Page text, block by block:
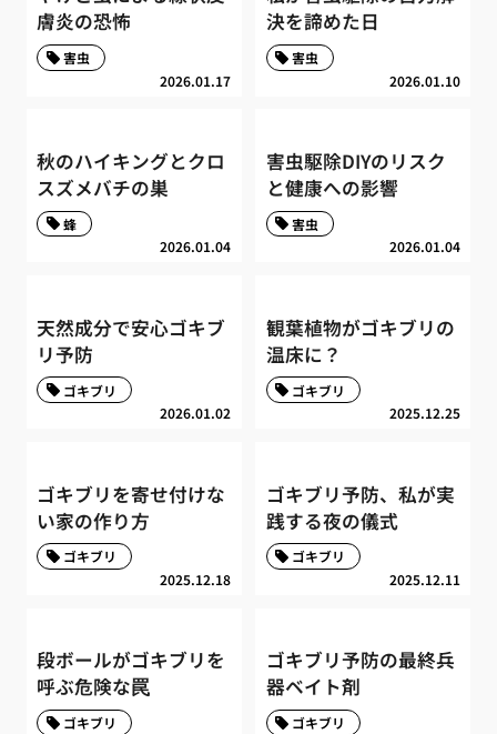
膚炎の恐怖
2026.01.17
害虫
決を諦めた日
2026.01.10
害虫
秋のハイキングとクロ
スズメバチの巣
2026.01.04
蜂
害虫駆除DIYのリスク
と健康への影響
2026.01.04
害虫
天然成分で安心ゴキブ
リ予防
2026.01.02
ゴキブリ
観葉植物がゴキブリの
温床に？
2025.12.25
ゴキブリ
ゴキブリを寄せ付けな
い家の作り方
2025.12.18
ゴキブリ
ゴキブリ予防、私が実
践する夜の儀式
2025.12.11
ゴキブリ
段ボールがゴキブリを
呼ぶ危険な罠
ゴキブリ
ゴキブリ予防の最終兵
器ベイト剤
ゴキブリ